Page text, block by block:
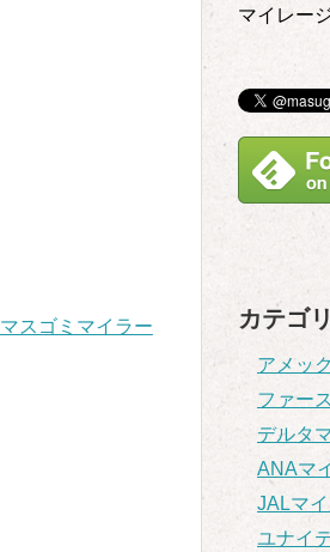
マスゴミマイラー
マイレー
カテゴ
アメッ
ファー
デルタ
ANAマ
JALマ
ユナイ